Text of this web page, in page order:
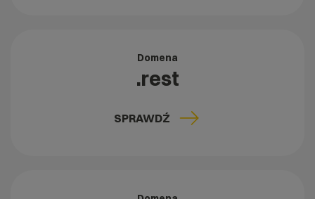
Domena
.rest
SPRAWDŹ